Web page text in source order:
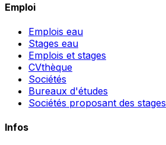
Emploi
Emplois eau
Stages eau
Emplois et stages
CVthèque
Sociétés
Bureaux d'études
Sociétés proposant des stages
Infos